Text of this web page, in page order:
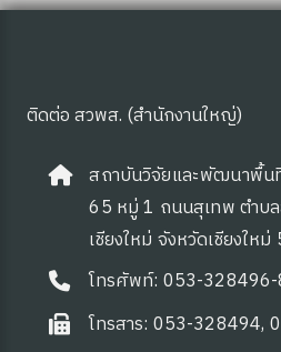
ติดต่อ สวพส. (สำนักงานใหญ่)
สถาบันวิจัยและพัฒนาพื้น
65 หมู่ 1 ถนนสุเทพ ตำบล
เชียงใหม่ จังหวัดเชียงให
โทรศัพท์: 053-328496-
โทรสาร: 053-328494,